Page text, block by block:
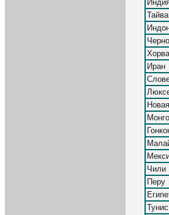
Иран
Чили
Перу
Тунис